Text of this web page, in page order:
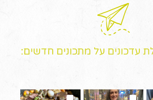
עדכונים על מתכונים חדשים: